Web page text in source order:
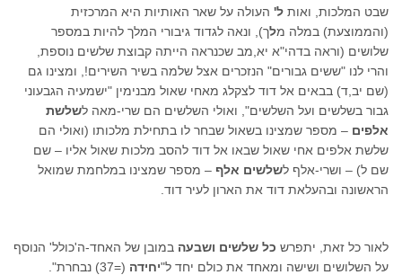
שבט המלכות, ואות ל' העולה על שאר האותיות היא המרכזית
(והממוצעת) במלה מלך), ונאה לגדוד גיבורי המלך להיות במספר
שלושים (וראה בדהי"א יא,מב שכנראה הייתה קבוצת שלשים נוספת,
והרי לנו "ששים גבורים" הנזכרים אצל שלמה בשיר השירים!, ומצינו גם
(שם יב,ד) בבאים אל דוד לצקלג מאחי שאול מבנימין "ישמעיה הגבעוני
גבור בשלשים ועל השלשים", ואולי השלשים הם שרי-מאה לשלשת
אלפים – מספר שמצינו בשאול שבחר לו בתחילת מלכותו (ואולי הם
שלשת אלפים אחי שאול שבאו אל דוד להסב מלכות שאול אליו – שם
שם ל) – ושרי-אלף לשלשים אלף – מספר שמצינו במלחמת שמואל
הראשונה ובהעלאת דוד את הארון לעיר דוד.
לאור כל זאת, יתפרש כל שלשים ושבעה במובן של האחד-ה'כולל' הנוסף
על השלושים ושישה ומאחד את כולם יחד ל"יחידה
(=37) נבחרת".